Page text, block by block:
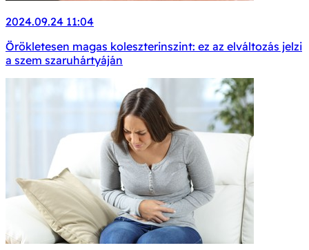
2024.09.24 11:04
Örökletesen magas koleszterinszint: ez az elváltozás jelzi
a szem szaruhártyáján